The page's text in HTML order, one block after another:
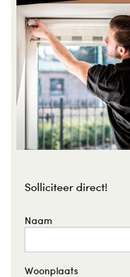
Solliciteer direct!
Naam
Woonplaats